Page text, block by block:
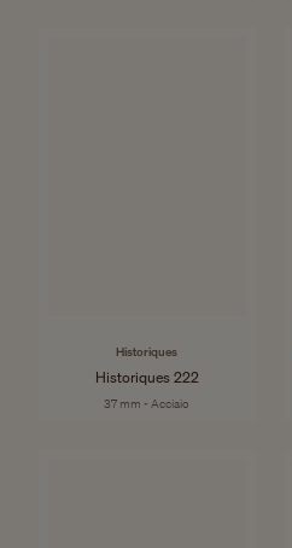
Historiques
Historiques 222
37 mm - Acciaio